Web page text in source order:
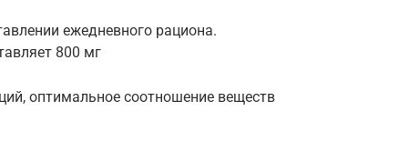
ежедневного рациона.
800 мг
оптимальное соотношение веществ